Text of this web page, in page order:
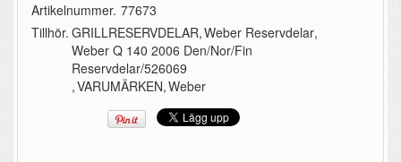
Artikelnummer. 77673
Tillhör. GRILLRESERVDELAR,Weber Reservdelar,
Weber Q 140 2006 Den/Nor/Fin
Reservdelar/526069
,VARUMÄRKEN,Weber